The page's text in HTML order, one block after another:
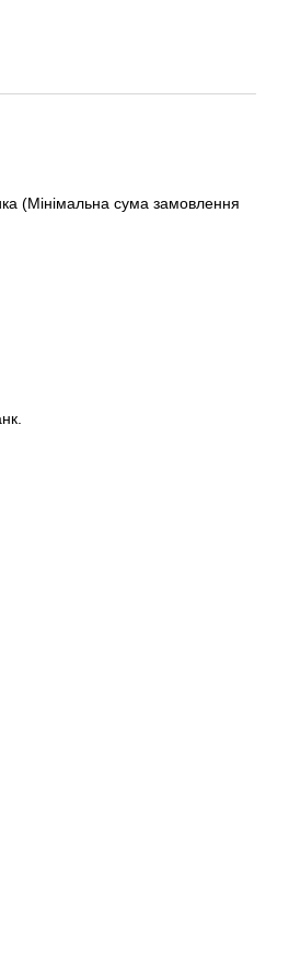
(Мінімальна сума замовлення